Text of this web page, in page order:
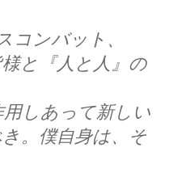
コンバット、
様と『人と人』の
しあって新しい
。僕自身は、そ